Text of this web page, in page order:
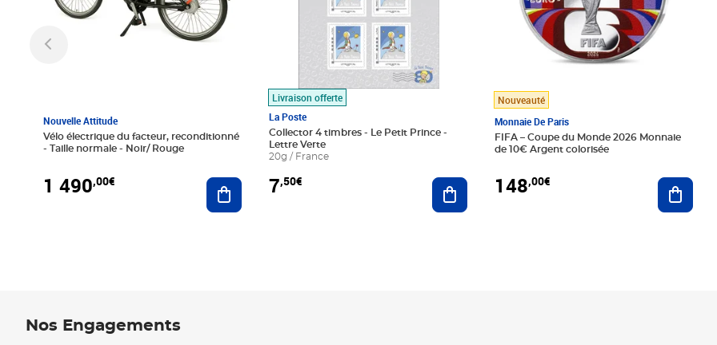
Nouvelle Attitude
Vélo électrique du facteur, reconditionné
- Taille normale - Noir/ Rouge
1 490,00€ Ajouter au panier
Livraison offerte
La Poste
Collector 4 timbres - Le Petit Prince -
Lettre Verte
20g / France
7,50€ Ajouter au panier
Nouveauté
Monnaie De Paris
FIFA – Coupe du Monde 2026 Monnaie
de 10€ Argent colorisée
148,00€
Nos Engagements